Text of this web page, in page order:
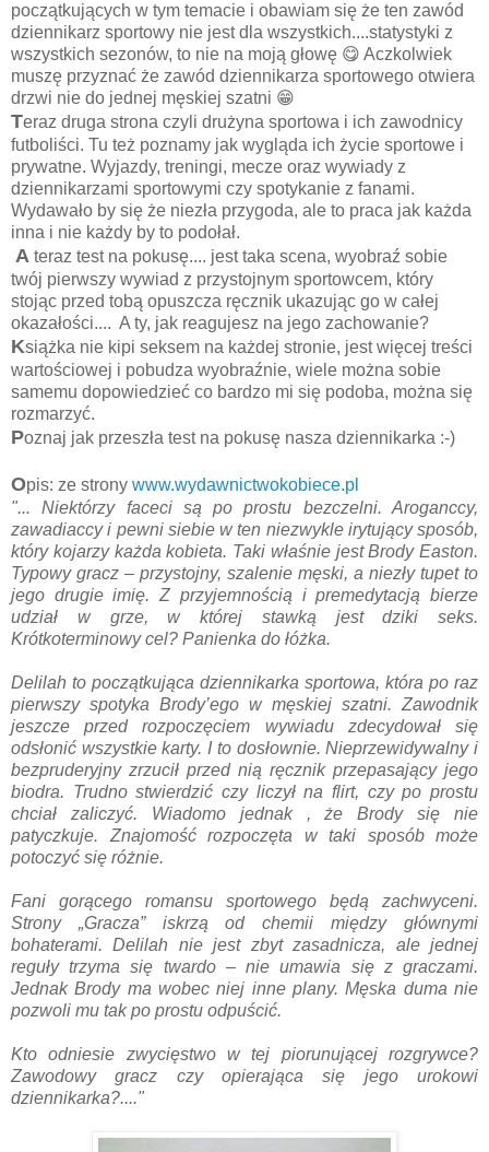
początkujących w tym temacie i obawiam się że ten zawód
dziennikarz sportowy nie jest dla wszystkich....statystyki z
wszystkich sezonów, to nie na moją głowę 😋 Aczkolwiek
muszę przyznać że zawód dziennikarza sportowego otwiera
drzwi nie do jednej męskiej szatni 😁
Teraz druga strona czyli drużyna sportowa i ich zawodnicy
futboliści. Tu też poznamy jak wygląda ich życie sportowe i
prywatne. Wyjazdy, treningi, mecze oraz wywiady z
dziennikarzami sportowymi czy spotykanie z fanami.
Wydawało by się że niezła przygoda, ale to praca jak każda
inna i nie każdy by to podołał.
A teraz test na pokusę.... jest taka scena, wyobraź sobie
twój pierwszy wywiad z przystojnym sportowcem, który
stojąc przed tobą opuszcza ręcznik ukazując go w całej
okazałości.... A ty, jak reagujesz na jego zachowanie?
Książka nie kipi seksem na każdej stronie, jest więcej treści
wartościowej i pobudza wyobraźnie, wiele można sobie
samemu dopowiedzieć co bardzo mi się podoba, można się
rozmarzyć.
Poznaj jak przeszła test na pokusę nasza dziennikarka :-)
Opis: ze strony www.wydawnictwokobiece.pl
"... Niektórzy faceci są po prostu bezczelni. Aroganccy,
zawadiaccy i pewni siebie w ten niezwykle irytujący sposób,
który kojarzy każda kobieta. Taki właśnie jest Brody Easton.
Typowy gracz – przystojny, szalenie męski, a niezły tupet to
jego drugie imię. Z przyjemnością i premedytacją bierze
udział w grze, w której stawką jest dziki seks.
Krótkoterminowy cel? Panienka do łóżka.
Delilah to początkująca dziennikarka sportowa, która po raz
pierwszy spotyka Brody’ego w męskiej szatni. Zawodnik
jeszcze przed rozpoczęciem wywiadu zdecydował się
odsłonić wszystkie karty. I to dosłownie. Nieprzewidywalny i
bezpruderyjny zrzucił przed nią ręcznik przepasający jego
biodra. Trudno stwierdzić czy liczył na flirt, czy po prostu
chciał zaliczyć. Wiadomo jednak , że Brody się nie
patyczkuje. Znajomość rozpoczęta w taki sposób może
potoczyć się różnie.
Fani gorącego romansu sportowego będą zachwyceni.
Strony „Gracza” iskrzą od chemii między głównymi
bohaterami. Delilah nie jest zbyt zasadnicza, ale jednej
reguły trzyma się twardo – nie umawia się z graczami.
Jednak Brody ma wobec niej inne plany. Męska duma nie
pozwoli mu tak po prostu odpuścić.
Kto odniesie zwycięstwo w tej piorunującej rozgrywce?
Zawodowy gracz czy opierająca się jego urokowi
dziennikarka?...."